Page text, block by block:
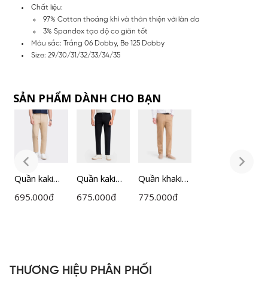
Chất liệu:
97% Cotton thoáng khí và thân thiện với làn da
3% Spandex tạo độ co giãn tốt
Màu sắc: Trắng 06 Dobby, Be 125 Dobby
Size: 29/30/31/32/33/34/35
SẢN PHẨM DÀNH CHO BẠN
Quần kaki
Nam
695.000đ
Quần kaki
Nam
675.000đ
Quần khaki
nam
775.000đ
THƯƠNG HIỆU PHÂN PHỐI